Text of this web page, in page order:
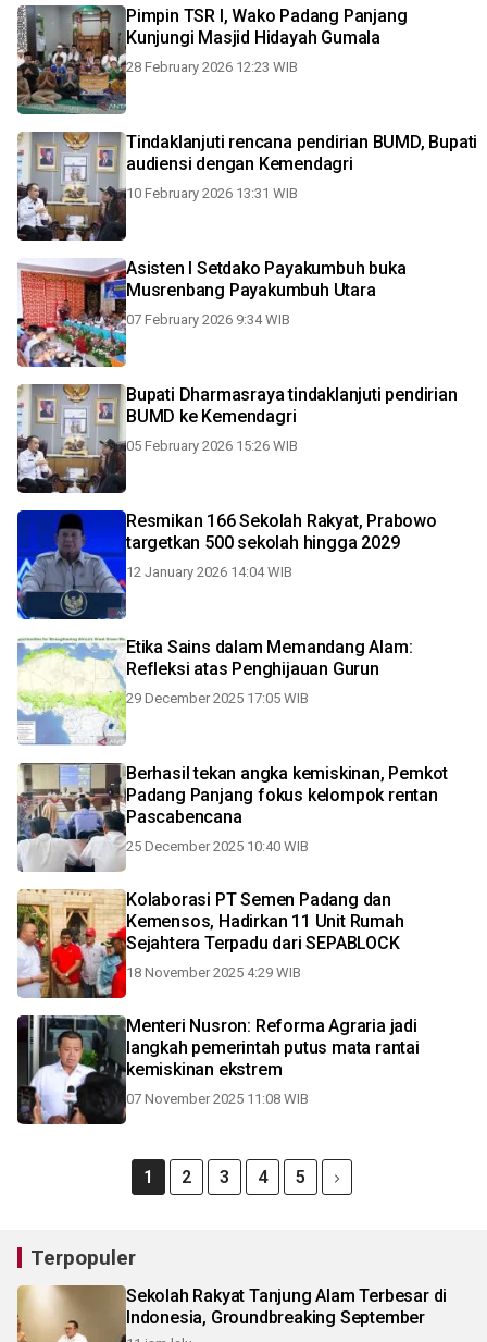
Pimpin TSR I, Wako Padang Panjang
Kunjungi Masjid Hidayah Gumala
28 February 2026 12:23 WIB
Tindaklanjuti rencana pendirian BUMD, Bupati
audiensi dengan Kemendagri
10 February 2026 13:31 WIB
Asisten I Setdako Payakumbuh buka
Musrenbang Payakumbuh Utara
07 February 2026 9:34 WIB
Bupati Dharmasraya tindaklanjuti pendirian
BUMD ke Kemendagri
05 February 2026 15:26 WIB
Resmikan 166 Sekolah Rakyat, Prabowo
targetkan 500 sekolah hingga 2029
12 January 2026 14:04 WIB
Etika Sains dalam Memandang Alam:
Refleksi atas Penghijauan Gurun
29 December 2025 17:05 WIB
Berhasil tekan angka kemiskinan, Pemkot
Padang Panjang fokus kelompok rentan
Pascabencana
25 December 2025 10:40 WIB
Kolaborasi PT Semen Padang dan
Kemensos, Hadirkan 11 Unit Rumah
Sejahtera Terpadu dari SEPABLOCK
18 November 2025 4:29 WIB
Menteri Nusron: Reforma Agraria jadi
langkah pemerintah putus mata rantai
kemiskinan ekstrem
07 November 2025 11:08 WIB
1 2 3 4 5
Terpopuler
Sekolah Rakyat Tanjung Alam Terbesar di
Indonesia, Groundbreaking September